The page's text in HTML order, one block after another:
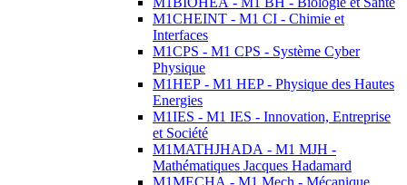
M1CHEINT - M1 CI - Chimie et
Interfaces
M1CPS - M1 CPS - Système Cyber
Physique
M1HEP - M1 HEP - Physique des Hautes
Energies
M1IES - M1 IES - Innovation, Entreprise
et Société
M1MATHJHADA - M1 MJH -
Mathématiques Jacques Hadamard
M1MECHA - M1 Mech - Mécanique